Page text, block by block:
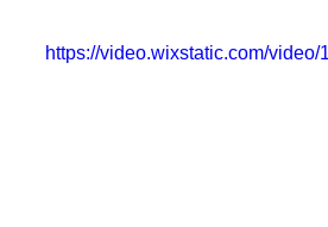
https://video.wixstatic.com/